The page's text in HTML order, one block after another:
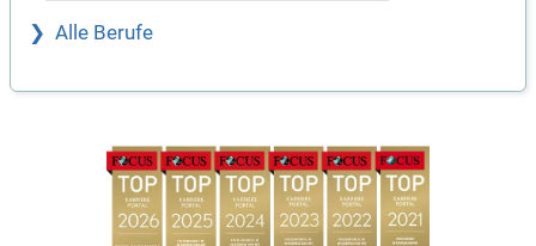
Alle Berufe